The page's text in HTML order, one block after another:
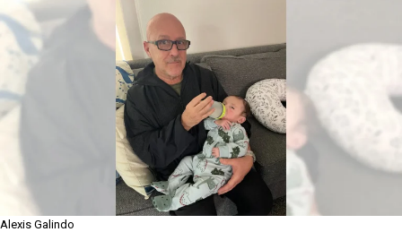
Alexis Galindo